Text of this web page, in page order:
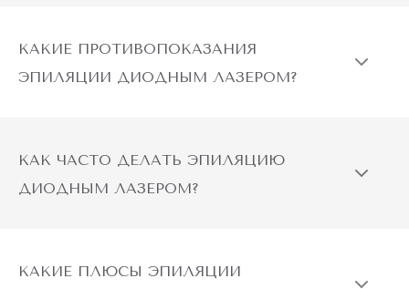
КАКИЕ ПРОТИВОПОКАЗАНИЯ
ЭПИЛЯЦИИ ДИОДНЫМ ЛАЗЕРОМ?
КАК ЧАСТО ДЕЛАТЬ ЭПИЛЯЦИЮ
ДИОДНЫМ ЛАЗЕРОМ?
КАКИЕ ПЛЮСЫ ЭПИЛЯЦИИ